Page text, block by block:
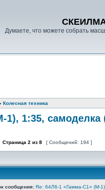
Думаете, что можете собрать
Колесная техника
1:35, самоделка
Страница 2 из 8 [ Сообщений: 194 ]
сообщения: Re: 64Л6-1 «Гамма-С1» (М-